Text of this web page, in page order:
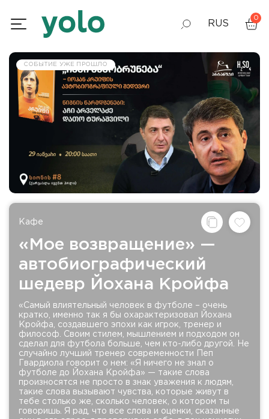
RUS
GEO
ENG
0
СОБЫТИЕ УЖЕ ПРОШЛО
Кафе
«Мое возвращение» —
автобиографический
шедевр Йохана Кройфа
«Самый влиятельный человек в футболе – очень
кратко, именно так я бы охарактеризовал Йохана
Кройфа, создавшего эпохи как игрок, тренер и
философ. Своим стилем, мышлением и подходом он
сделал для футбола больше, чем кто-либо другой. Не
случайно лучший тренер современности Пеп
Гвардиола говорит о нем: «Я ничего не знал о
футболе до Йохана Кройфа» — такие слова
произносятся не просто в знак уважения к людям,
такие слова вызывают чувства, которые живут в
тебе столько же, сколько человек, о котором ты
говоришь. Я рад, что все слова и оценки, сказанные